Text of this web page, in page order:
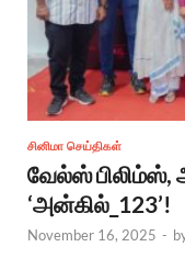
சினிமா செய்திகள்
வேல்ஸ்
‘அன்கில்_123’!
November 16, 2025 -